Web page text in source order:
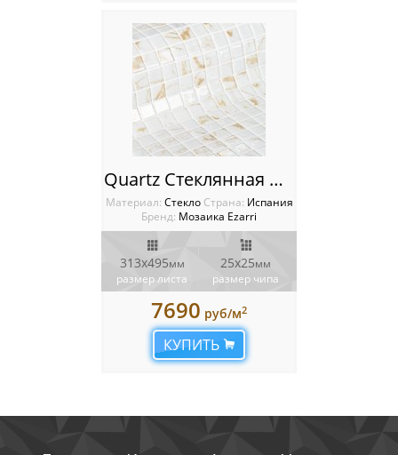
Quartz Стеклянная мозаика Ezarri Gemma
Материал: Стекло Cтрана: Испания
Бренд: Мозаика Ezarri
313х495мм
размер листа
25х25мм
размер чипа
7690 руб/м2
КУПИТЬ